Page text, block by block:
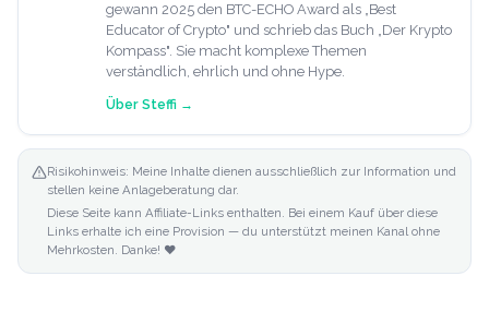
gewann 2025 den BTC-ECHO Award als „Best
Educator of Crypto" und schrieb das Buch „Der Krypto
Kompass". Sie macht komplexe Themen
verständlich, ehrlich und ohne Hype.
Über Steffi →
Risikohinweis: Meine Inhalte dienen ausschließlich zur Information und
stellen keine Anlageberatung dar.
Diese Seite kann Affiliate-Links enthalten. Bei einem Kauf über diese
Links erhalte ich eine Provision — du unterstützt meinen Kanal ohne
Mehrkosten. Danke! ❤️